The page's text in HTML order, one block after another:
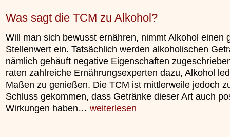
Was sagt die TCM zu Alkohol?
Will man sich bewusst ernähren, nimmt Alkohol einen
Stellenwert ein. Tatsächlich werden alkoholischen
nämlich gehäuft negative Eigenschaften
raten zahlreiche Ernährungsexperten dazu, Alkohol
Maßen zu genießen. Die TCM ist mittlerweile jedoch
Schluss gekommen, dass Getränke dieser Art auch
Wirkungen haben… weiterlesen